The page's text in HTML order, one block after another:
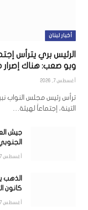
أخبار لبنان
الرئيس بري يترأس
وبو صعب: هناك إصرار
أغسطس 7, 2026
ترأس رئيس مجلس النواب
التينة، إجتماعاً لهيئة…
جيش
أغسطس 7, 2026
الذهب
كانون
أغسطس 7, 2026